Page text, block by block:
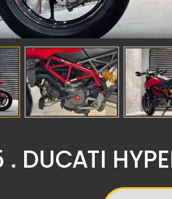
. DUCATI